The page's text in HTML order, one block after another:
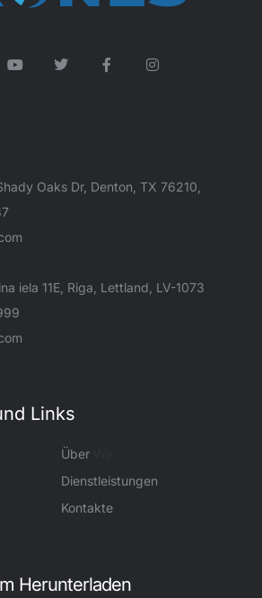
Oaks Dr, Denton, TX 76210,
iela 11E, Riga, Lettland, LV-1073
Links
Über
Dienstleistungen
Kontakte
Herunterladen